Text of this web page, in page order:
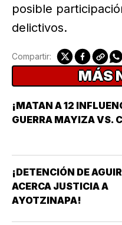
posible
delictivos.
Compartir:
MÁS
¡MATAN A 12
GUERRA MAYIZA VS.
¡DETENCIÓN DE
ACERCA JUSTICIA A
AYOTZINAPA!